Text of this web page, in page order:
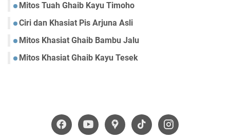
Mitos Tuah Ghaib Kayu Timoho
Ciri dan Khasiat Pis Arjuna Asli
Mitos Khasiat Ghaib Bambu Jalu
Mitos Khasiat Ghaib Kayu Tesek